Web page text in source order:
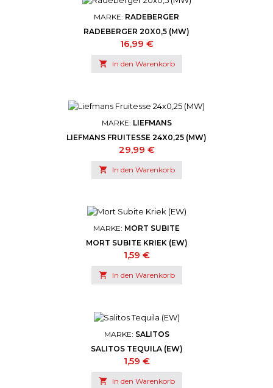
MARKE: RADEBERGER
RADEBERGER 20X0,5 (MW)
Preis
16,99 €
 In den Warenkorb
MARKE: LIEFMANS
LIEFMANS FRUITESSE 24X0,25 (MW)
Preis
29,99 €
 In den Warenkorb
MARKE: MORT SUBITE
MORT SUBITE KRIEK (EW)
Preis
1,59 €
 In den Warenkorb
MARKE: SALITOS
SALITOS TEQUILA (EW)
Preis
1,59 €
 In den Warenkorb